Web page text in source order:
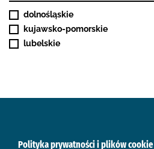
dolnośląskie
kujawsko-pomorskie
lubelskie
Polityka prywatności i plików cookie